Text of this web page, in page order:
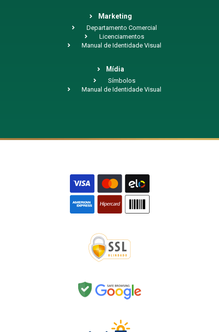
Marketing
Departamento Comercial
Licenciamentos
Manual de Identidade Visual
Mídia
Símbolos
Manual de Identidade Visual